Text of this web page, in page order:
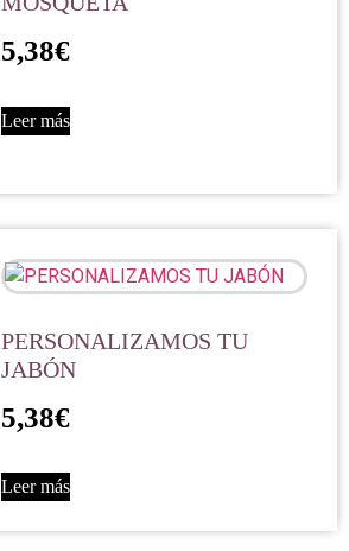
5,38€
Leer más
PERSONALIZAMOS TU
JABÓN
5,38€
Leer más